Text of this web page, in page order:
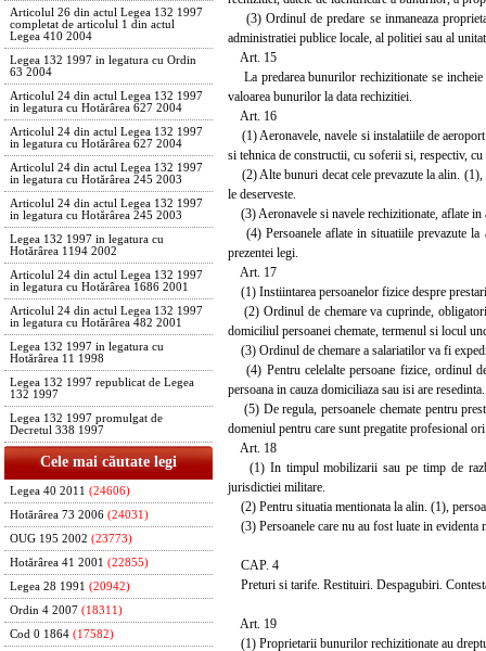
Articolul 26 din actul Legea 132 1997
completat de articolul 1 din actul
Legea 410 2004
Legea 132 1997 in legatura cu Ordin
63 2004
Articolul 24 din actul Legea 132 1997
in legatura cu Hotărârea 627 2004
Articolul 24 din actul Legea 132 1997
in legatura cu Hotărârea 627 2004
Articolul 24 din actul Legea 132 1997
in legatura cu Hotărârea 245 2003
Articolul 24 din actul Legea 132 1997
in legatura cu Hotărârea 245 2003
Legea 132 1997 in legatura cu
Hotărârea 1194 2002
Articolul 24 din actul Legea 132 1997
in legatura cu Hotărârea 1686 2001
Articolul 24 din actul Legea 132 1997
in legatura cu Hotărârea 482 2001
Legea 132 1997 in legatura cu
Hotărârea 11 1998
Legea 132 1997 republicat de Legea
132 1997
Legea 132 1997 promulgat de
Decretul 338 1997
Cele mai căutate legi
Legea 40 2011 (24606)
Hotărârea 73 2006 (24031)
OUG 195 2002 (23773)
Hotărârea 41 2001 (22855)
Legea 28 1991 (20942)
Ordin 4 2007 (18311)
Cod 0 1864 (17582)
(3) Ordinul de predare se inmaneaza
administratiei publice locale, al politiei sau al
Art. 15
La predarea bunurilor rechizitionate se incheie
valoarea bunurilor la data rechizitiei.
Art. 16
(1) Aeronavele, navele si instalatiile de
si tehnica de constructii, cu soferii si, respectiv,
(2) Alte bunuri decat cele prevazute la alin. (1),
le deserveste.
(3) Aeronavele si navele rechizitionate, aflate
(4) Persoanele aflate in situatiile prevazute la
prezentei legi.
Art. 17
(1) Instiintarea persoanelor fizice despre
(2) Ordinul de chemare va cuprinde,
domiciliul persoanei chemate, termenul si locul
(3) Ordinul de chemare a salariatilor va fi
(4) Pentru celelalte persoane fizice, ordinul
persoana in cauza domiciliaza sau isi are resedinta.
(5) De regula, persoanele chemate pentru
domeniul pentru care sunt pregatite profesional
Art. 18
(1) In timpul mobilizarii sau pe timp de
jurisdictiei militare.
(2) Pentru situatia mentionata la alin. (1),
(3) Persoanele care nu au fost luate in
CAP. 4
Preturi si tarife. Restituiri. Despagubiri.
Art. 19
(1) Proprietarii bunurilor rechizitionate au